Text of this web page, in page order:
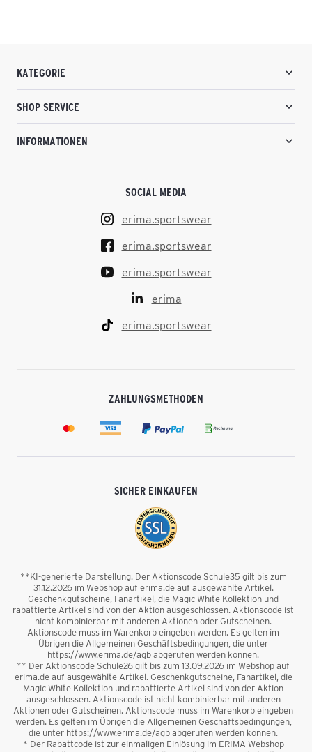
KATEGORIE
SHOP SERVICE
INFORMATIONEN
SOCIAL MEDIA
erima.sportswear
erima.sportswear
erima.sportswear
erima
erima.sportswear
ZAHLUNGSMETHODEN
SICHER EINKAUFEN
**KI-generierte Darstellung. Der Aktionscode Schule35 gilt bis zum
31.12.2026 im Webshop auf erima.de auf ausgewählte Artikel.
Geschenkgutscheine, Fanartikel, die Magic White Kollektion und
rabattierte Artikel sind von der Aktion ausgeschlossen. Aktionscode ist
nicht kombinierbar mit anderen Aktionen oder Gutscheinen.
Aktionscode muss im Warenkorb eingeben werden. Es gelten im
Übrigen die Allgemeinen Geschäftsbedingungen, die unter
https://www.erima.de/agb abgerufen werden können.
** Der Aktionscode Schule26 gilt bis zum 13.09.2026 im Webshop auf
erima.de auf ausgewählte Artikel. Geschenkgutscheine, Fanartikel, die
Magic White Kollektion und rabattierte Artikel sind von der Aktion
ausgeschlossen. Aktionscode ist nicht kombinierbar mit anderen
Aktionen oder Gutscheinen. Aktionscode muss im Warenkorb eingeben
werden. Es gelten im Übrigen die Allgemeinen Geschäftsbedingungen,
die unter https://www.erima.de/agb abgerufen werden können.
* Der Rabattcode ist zur einmaligen Einlösung im ERIMA Webshop